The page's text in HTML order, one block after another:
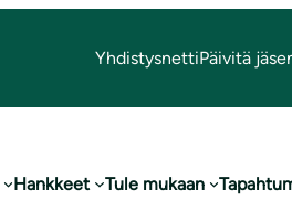
YhdistysnettiPäivitä
Hankkeet Tule mukaan